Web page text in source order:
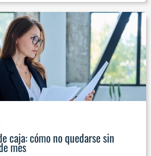
caja: cómo no quedarse sin
mes